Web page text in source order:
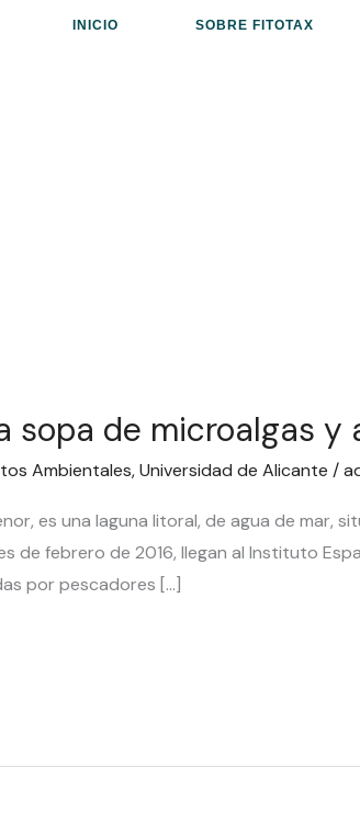
INICIO SOBRE FITOTAX
sopa de microalgas y
Ambientales,Universidad de Alicante /
es una laguna litoral, de agua de mar,
de febrero de 2016, llegan al Instituto
por pescadores […]